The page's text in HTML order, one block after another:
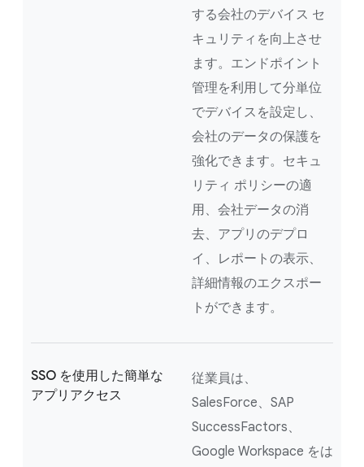
する会社のデバイス セ
キュリティを向上させ
ます。エンドポイント
管理を利用して分単位
でデバイスを設定し、
会社のデータの保護を
強化できます。セキュ
リティ ポリシーの適
用、会社データの消
去、アプリのデプロ
イ、レポートの表示、
詳細情報のエクスポー
トができます。
SSO を使用した簡単な
アプリアクセス
従業員は、
SalesForce、SAP
SuccessFactors、
Google Workspace をは